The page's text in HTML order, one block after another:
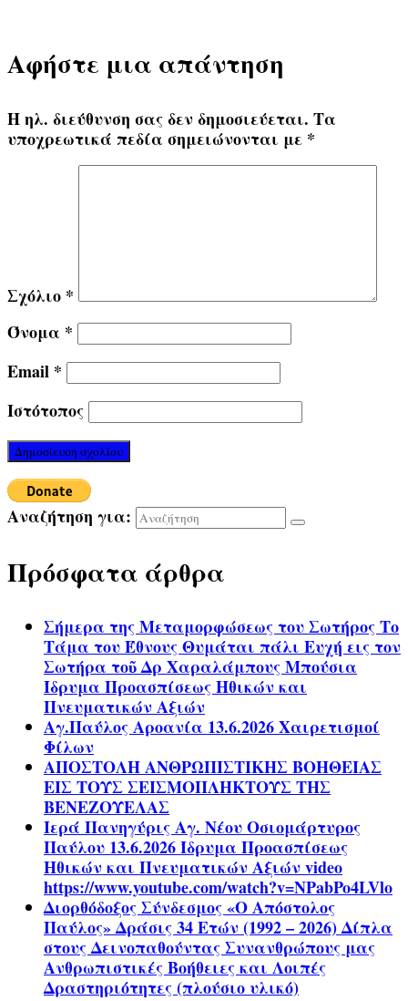
Αφήστε μια απάντηση
Η ηλ. διεύθυνση σας δεν δημοσιεύεται. Τα
υποχρεωτικά πεδία σημειώνονται με *
Σχόλιο *
Όνομα *
Email *
Ιστότοπος
Αναζήτηση για:
Πρόσφατα άρθρα
Σήμερα της Μεταμορφώσεως του Σωτήρος Το
Τάμα του Έθνους Θυμάται πάλι Ευχή εις τον
Σωτήρα τοῦ Δρ Χαραλάμπους Μπούσια
Ίδρυμα Προασπίσεως Ηθικών και
Πνευματικών Αξιών
Αγ.Παύλος Αροανία 13.6.2026 Χαιρετισμοί
Φίλων
ΑΠΟΣΤΟΛΗ ΑΝΘΡΩΠΙΣΤΙΚΗΣ ΒΟΗΘΕΙΑΣ
ΕΙΣ ΤΟΥΣ ΣΕΙΣΜΟΠΛΗΚΤΟΥΣ ΤΗΣ
ΒΕΝΕΖΟΥΕΛΑΣ
Ιερά Πανηγύρις Αγ. Νέου Οσιομάρτυρος
Παύλου 13.6.2026 Ίδρυμα Προασπίσεως
Ηθικών και Πνευματικών Αξιών video
https://www.youtube.com/watch?v=NPabPo4LVlo
Διορθόδοξος Σύνδεσμος «Ο Απόστολος
Παύλος» Δράσις 34 Ετών (1992 – 2026) Δίπλα
στους Δεινοπαθούντας Συνανθρώπους μας
Ανθρωπιστικές Βοήθειες και Λοιπές
Δραστηριότητες (πλούσιο υλικό)